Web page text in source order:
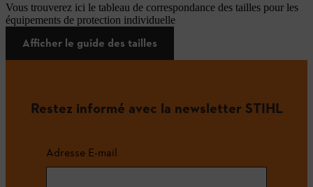
Vous trouverez ici le tableau de correspondance des tailles pour les
équipements de protection individuelle
Afficher le guide des tailles
Restez informé avec la newsletter STIHL
Adresse E-mail